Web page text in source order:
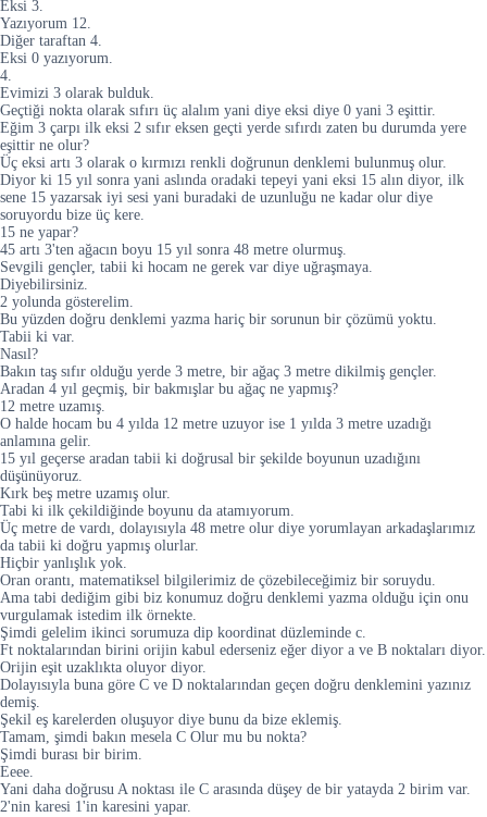
Eksi 3.
Yazıyorum 12.
Diğer taraftan 4.
Eksi 0 yazıyorum.
4.
Evimizi 3 olarak bulduk.
Geçtiği nokta olarak sıfırı üç alalım yani diye eksi diye 0 yani 3 eşittir.
Eğim 3 çarpı ilk eksi 2 sıfır eksen geçti yerde sıfırdı zaten bu durumda yere
eşittir ne olur?
Üç eksi artı 3 olarak o kırmızı renkli doğrunun denklemi bulunmuş olur.
Diyor ki 15 yıl sonra yani aslında oradaki tepeyi yani eksi 15 alın diyor, ilk
sene 15 yazarsak iyi sesi yani buradaki de uzunluğu ne kadar olur diye
soruyordu bize üç kere.
15 ne yapar?
45 artı 3'ten ağacın boyu 15 yıl sonra 48 metre olurmuş.
Sevgili gençler, tabii ki hocam ne gerek var diye uğraşmaya.
Diyebilirsiniz.
2 yolunda gösterelim.
Bu yüzden doğru denklemi yazma hariç bir sorunun bir çözümü yoktu.
Tabii ki var.
Nasıl?
Bakın taş sıfır olduğu yerde 3 metre, bir ağaç 3 metre dikilmiş gençler.
Aradan 4 yıl geçmiş, bir bakmışlar bu ağaç ne yapmış?
12 metre uzamış.
O halde hocam bu 4 yılda 12 metre uzuyor ise 1 yılda 3 metre uzadığı
anlamına gelir.
15 yıl geçerse aradan tabii ki doğrusal bir şekilde boyunun uzadığını
düşünüyoruz.
Kırk beş metre uzamış olur.
Tabi ki ilk çekildiğinde boyunu da atamıyorum.
Üç metre de vardı, dolayısıyla 48 metre olur diye yorumlayan arkadaşlarımız
da tabii ki doğru yapmış olurlar.
Hiçbir yanlışlık yok.
Oran orantı, matematiksel bilgilerimiz de çözebileceğimiz bir soruydu.
Ama tabi dediğim gibi biz konumuz doğru denklemi yazma olduğu için onu
vurgulamak istedim ilk örnekte.
Şimdi gelelim ikinci sorumuza dip koordinat düzleminde c.
Ft noktalarından birini orijin kabul ederseniz eğer diyor a ve B noktaları diyor.
Orijin eşit uzaklıkta oluyor diyor.
Dolayısıyla buna göre C ve D noktalarından geçen doğru denklemini yazınız
demiş.
Şekil eş karelerden oluşuyor diye bunu da bize eklemiş.
Tamam, şimdi bakın mesela C Olur mu bu nokta?
Şimdi burası bir birim.
Eeee.
Yani daha doğrusu A noktası ile C arasında düşey de bir yatayda 2 birim var.
2'nin karesi 1'in karesini yapar.